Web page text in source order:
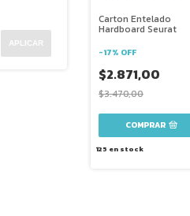
APLICAR
Carton Entelado
Hardboard Seurat
-17% OFF
$2.871,00
$3.470,00
COMPRAR
125 en stock